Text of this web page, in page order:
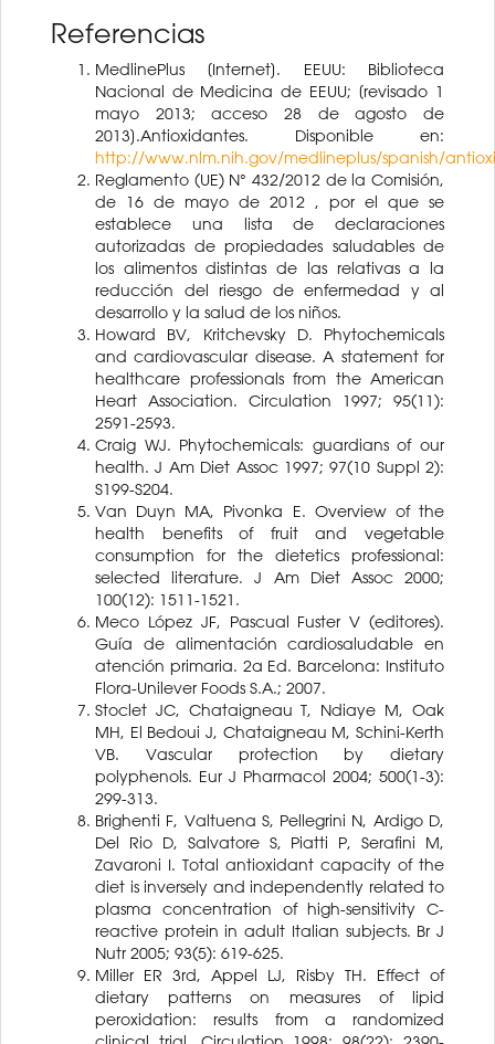
Referencias
MedlinePlus [Internet]. EEUU: Biblioteca
Nacional de Medicina de EEUU; [revisado 1
mayo 2013; acceso 28 de agosto de
2013].Antioxidantes. Disponible en:
http://www.nlm.nih.gov/medlineplus/spanish/
Reglamento (UE) N° 432/2012 de la Comisión,
de 16 de mayo de 2012 , por el que se
establece una lista de declaraciones
autorizadas de propiedades saludables de
los alimentos distintas de las relativas a la
reducción del riesgo de enfermedad y al
desarrollo y la salud de los niños.
Howard BV, Kritchevsky D. Phytochemicals
and cardiovascular disease. A statement for
healthcare professionals from the American
Heart Association. Circulation 1997; 95(11):
2591-2593.
Craig WJ. Phytochemicals: guardians of our
health. J Am Diet Assoc 1997; 97(10 Suppl 2):
S199-S204.
Van Duyn MA, Pivonka E. Overview of the
health benefits of fruit and vegetable
consumption for the dietetics professional:
selected literature. J Am Diet Assoc 2000;
100(12): 1511-1521.
Meco López JF, Pascual Fuster V (editores).
Guía de alimentación cardiosaludable en
atención primaria. 2a Ed. Barcelona: Instituto
Flora-Unilever Foods S.A.; 2007.
Stoclet JC, Chataigneau T, Ndiaye M, Oak
MH, El Bedoui J, Chataigneau M, Schini-Kerth
VB. Vascular protection by dietary
polyphenols. Eur J Pharmacol 2004; 500(1-3):
299-313.
Brighenti F, Valtuena S, Pellegrini N, Ardigo D,
Del Rio D, Salvatore S, Piatti P, Serafini M,
Zavaroni I. Total antioxidant capacity of the
diet is inversely and independently related to
plasma concentration of high-sensitivity C-
reactive protein in adult Italian subjects. Br J
Nutr 2005; 93(5): 619-625.
Miller ER 3rd, Appel LJ, Risby TH. Effect of
dietary patterns on measures of lipid
peroxidation: results from a randomized